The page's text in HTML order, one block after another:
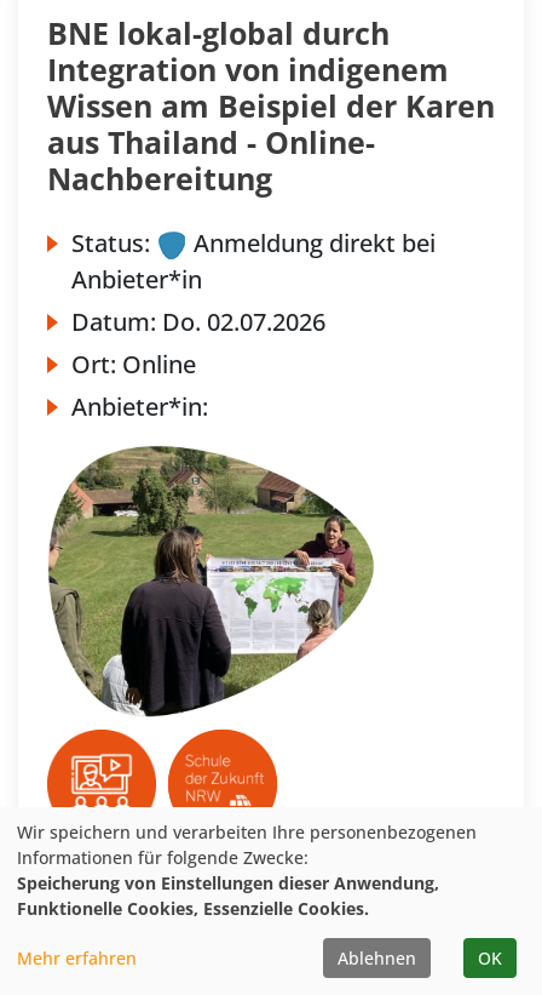
BNE lokal-global durch
Integration von indigenem
Wissen am Beispiel der Karen
aus Thailand - Online-
Nachbereitung
Status:
Anmeldung direkt bei
Anbieter*in
Datum: Do. 02.07.2026
Ort: Online
Anbieter*in:
Veranstaltung merken
weitere Details
Wir speichern und verarbeiten Ihre personenbezogenen
Informationen für folgende Zwecke:
Speicherung von Einstellungen dieser Anwendung,
Funktionelle Cookies, Essenzielle Cookies.
Mehr erfahren Ablehnen OK